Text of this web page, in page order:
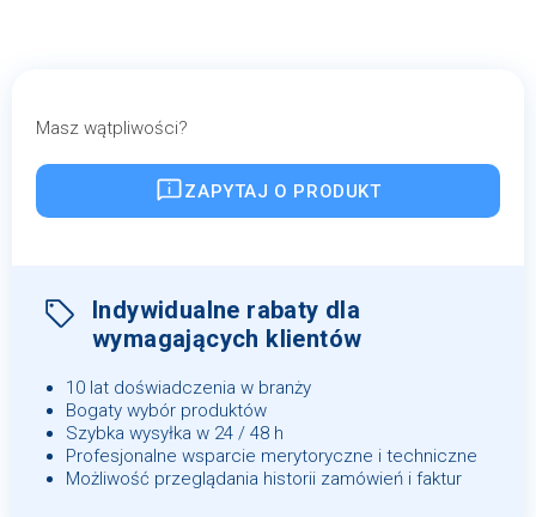
Masz wątpliwości?
ZAPYTAJ O PRODUKT
Indywidualne rabaty dla
wymagających klientów
10 lat doświadczenia w branży
Bogaty wybór produktów
Szybka wysyłka w 24 / 48 h
Profesjonalne wsparcie merytoryczne i techniczne
Możliwość przeglądania historii zamówień i faktur